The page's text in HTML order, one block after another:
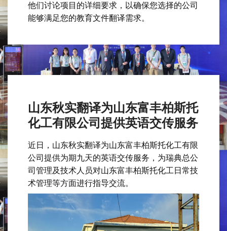
他们讨论项目的详细要求，以确保您选择的公司
能够满足您的教育文件翻译需求。
山东秋实翻译为山东富丰柏斯托
化工有限公司提供英语交传服务
近日，山东秋实翻译为山东富丰柏斯托化工有限
公司提供为期九天的英语交传服务，为瑞典总公
司管理及技术人员对山东富丰柏斯托化工日常技
术管理等方面进行指导交流。